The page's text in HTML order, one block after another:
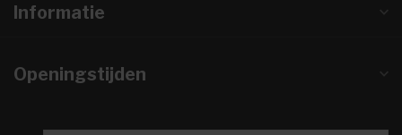
Informatie
Openingstijden